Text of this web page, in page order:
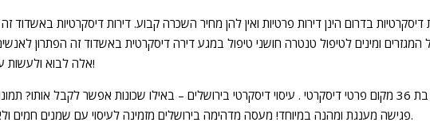
דיסקרטיות בדרום הינן דירות פרטיות ואין להן מחיר השכרה קבוע. דירות דיסקרטיות
המגזרים ומינים לטיפול טנטרה חושני טיפול במגע דירה דיסקרטית באשדוד זה הפתרון
אלה לבוא ולעשות עיסוי דיסקרטי בקליניקה פרטית באשדוד!
בת 36 מקום פרטי דיסקרטי . עיסוי דיסקרטי בירושלים – באילו שכונות אפשר לקבל אותו?
פגישה מענגת ומהנה במיוחד! מעסה מדהימה בירושלים מזמינה לעיסוי עם שמנים חמים ולאור נרות בדירה פרטית נקייה ודיסקרטית.